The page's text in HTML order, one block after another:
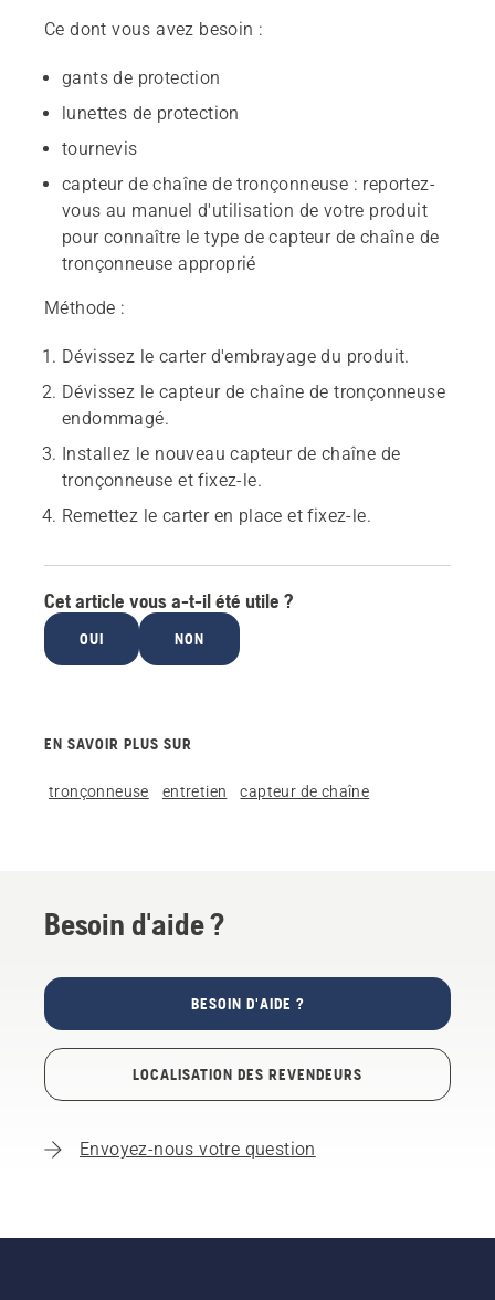
Ce dont vous avez besoin :
gants de protection
lunettes de protection
tournevis
capteur de chaîne de tronçonneuse : reportez-
vous au manuel d'utilisation de votre produit
pour connaître le type de capteur de chaîne de
tronçonneuse approprié
Méthode :
Dévissez le carter d'embrayage du produit.
Dévissez le capteur de chaîne de tronçonneuse
endommagé.
Installez le nouveau capteur de chaîne de
tronçonneuse et fixez-le.
Remettez le carter en place et fixez-le.
Cet article vous a-t-il été utile ?
OUI NON
EN SAVOIR PLUS SUR
tronçonneuse entretien capteur de chaîne
Besoin d'aide ?
BESOIN D'AIDE ?
LOCALISATION DES REVENDEURS
Envoyez-nous votre question